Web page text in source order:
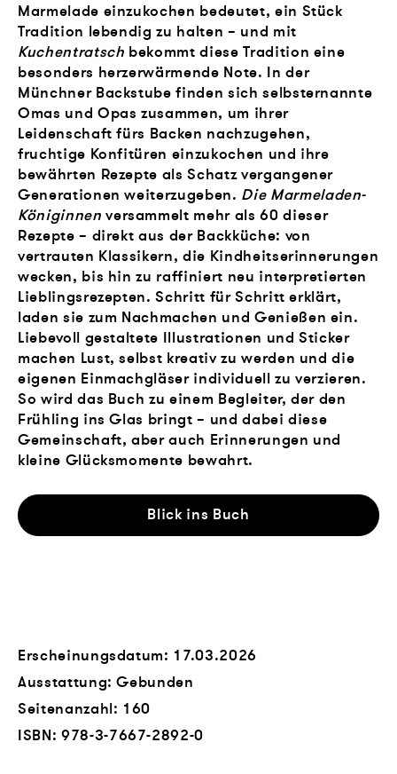
Marmelade einzukochen bedeutet, ein Stück
Tradition lebendig zu halten – und mit
Kuchentratsch bekommt diese Tradition eine
besonders herzerwärmende Note. In der
Münchner Backstube finden sich selbsternannte
Omas und Opas zusammen, um ihrer
Leidenschaft fürs Backen nachzugehen,
fruchtige Konfitüren einzukochen und ihre
bewährten Rezepte als Schatz vergangener
Generationen weiterzugeben. Die Marmeladen-
Königinnen versammelt mehr als 60 dieser
Rezepte – direkt aus der Backküche: von
vertrauten Klassikern, die Kindheitserinnerungen
wecken, bis hin zu raffiniert neu interpretierten
Lieblingsrezepten. Schritt für Schritt erklärt,
laden sie zum Nachmachen und Genießen ein.
Liebevoll gestaltete Illustrationen und Sticker
machen Lust, selbst kreativ zu werden und die
eigenen Einmachgläser individuell zu verzieren.
So wird das Buch zu einem Begleiter, der den
Frühling ins Glas bringt – und dabei diese
Gemeinschaft, aber auch Erinnerungen und
kleine Glücksmomente bewahrt.
Blick ins Buch
Erscheinungsdatum: 17.03.2026
Ausstattung: Gebunden
Seitenanzahl: 160
ISBN: 978-3-7667-2892-0